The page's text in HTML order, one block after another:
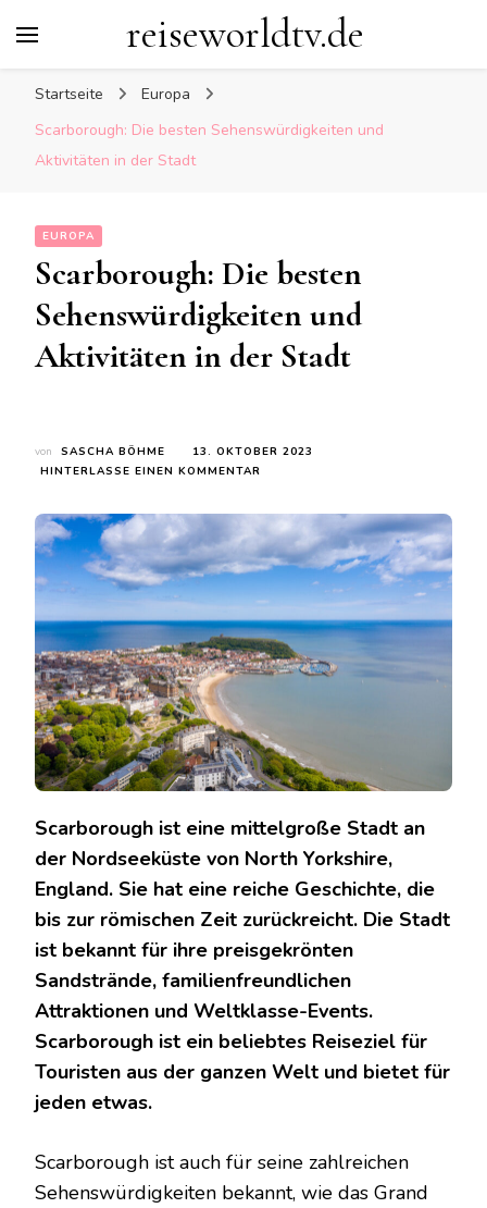
reiseworldtv.de
Startseite
Europa
Scarborough: Die besten Sehenswürdigkeiten und
Aktivitäten in der Stadt
EUROPA
Scarborough: Die besten
Sehenswürdigkeiten und
Aktivitäten in der Stadt
von SASCHA BÖHME
13. OKTOBER 2023
HINTERLASSE EINEN KOMMENTAR
BESTEN
SEHENSWÜRDIGKEITEN
UND
AKTIVITÄTEN
DER
STADT
Scarborough ist eine mittelgroße Stadt an
der Nordseeküste von North Yorkshire,
England. Sie hat eine reiche Geschichte, die
bis zur römischen Zeit zurückreicht. Die Stadt
ist bekannt für ihre preisgekrönten
Sandstrände, familienfreundlichen
Attraktionen und Weltklasse-Events.
Scarborough ist ein beliebtes Reiseziel für
Touristen aus der ganzen Welt und bietet für
jeden etwas.
Scarborough ist auch für seine zahlreichen
Sehenswürdigkeiten bekannt, wie das Grand